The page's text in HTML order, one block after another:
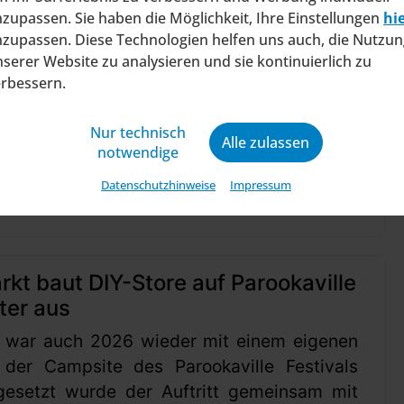
Sie haben die Möglichkeit, Ihre Einstellungen
Diese Technologien helfen uns auch, die
Website zu analysieren und sie kontinuierlich zu
Nur technisch
notwendige
Alle zulassen
Datenschutzhinweise Impressum
Insolvenzverfahren in
beim Amtsgericht Stuttgart einen Antrag
eines Insolvenzverfahrens in
gestellt. Mit diesem Schritt will das
wirtschaftliche Zukunft sic...
04.08.2026 .
baut DIY-Store auf Parookaville
aus
war auch 2026 wieder mit einem eigenen
Campsite des Parookaville Festivals
wurde der Auftritt gemeinsam mit